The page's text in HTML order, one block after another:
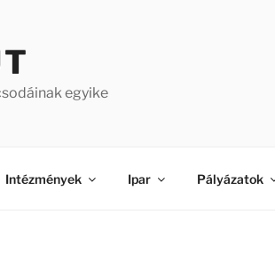
egyike
Intézmények Ipar Pályázatok